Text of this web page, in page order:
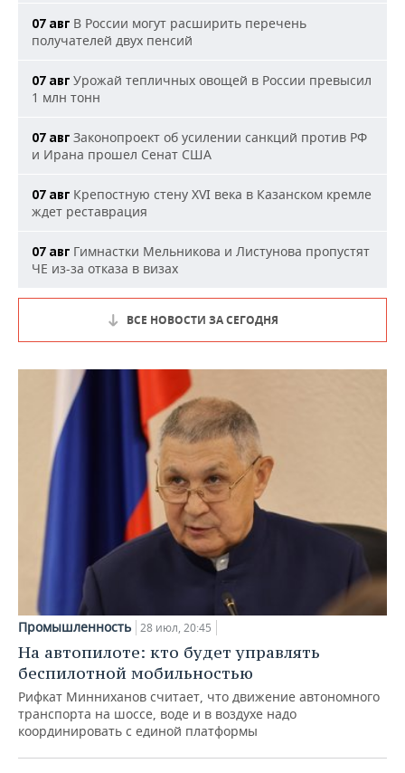
07 авг В России могут расширить перечень
получателей двух пенсий
07 авг Урожай тепличных овощей в России превысил
1 млн тонн
07 авг Законопроект об усилении санкций против РФ
и Ирана прошел Сенат США
07 авг Крепостную стену XVI века в Казанском кремле
ждет реставрация
07 авг Гимнастки Мельникова и Листунова пропустят
ЧЕ из-за отказа в визах
ВСЕ НОВОСТИ ЗА СЕГОДНЯ
Промышленность 28 июл, 20:45
На автопилоте: кто будет управлять
беспилотной мобильностью
Рифкат Минниханов считает, что движение автономного
транспорта на шоссе, воде и в воздухе надо
координировать с единой платформы